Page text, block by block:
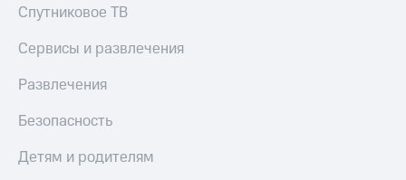
Спутниковое ТВ
Сервисы и развлечения
Развлечения
Безопасность
Детям и родителям